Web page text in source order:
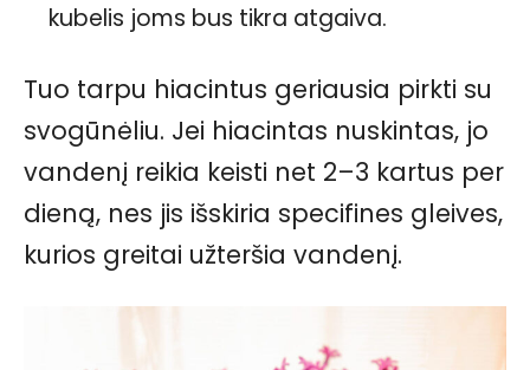
kubelis joms bus tikra atgaiva.
Tuo tarpu hiacintus geriausia pirkti su
svogūnėliu. Jei hiacintas nuskintas, jo
vandenį reikia keisti net 2–3 kartus per
dieną, nes jis išskiria specifines gleives,
kurios greitai užteršia vandenį.